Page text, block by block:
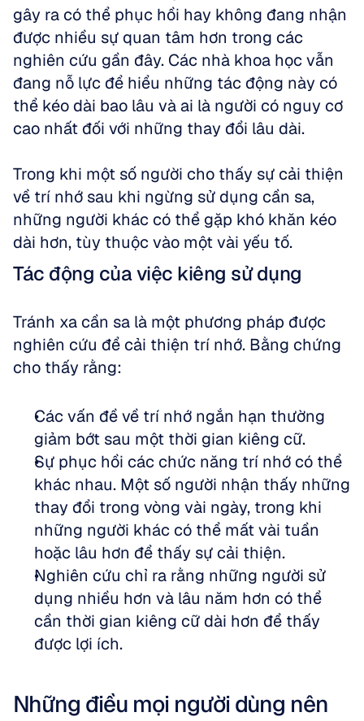
gây ra có thể phục hồi hay không đang nhận
được nhiều sự quan tâm hơn trong các
nghiên cứu gần đây. Các nhà khoa học vẫn
đang nỗ lực để hiểu những tác động này có
thể kéo dài bao lâu và ai là người có nguy cơ
cao nhất đối với những thay đổi lâu dài.
Trong khi một số người cho thấy sự cải thiện
về trí nhớ sau khi ngừng sử dụng cần sa,
những người khác có thể gặp khó khăn kéo
dài hơn, tùy thuộc vào một vài yếu tố.
Tác động của việc kiêng sử dụng
Tránh xa cần sa là một phương pháp được
nghiên cứu để cải thiện trí nhớ. Bằng chứng
cho thấy rằng:
Các vấn đề về trí nhớ ngắn hạn thường
giảm bớt sau một thời gian kiêng cữ.
Sự phục hồi các chức năng trí nhớ có thể
khác nhau. Một số người nhận thấy những
thay đổi trong vòng vài ngày, trong khi
những người khác có thể mất vài tuần
hoặc lâu hơn để thấy sự cải thiện.
Nghiên cứu chỉ ra rằng những người sử
dụng nhiều hơn và lâu năm hơn có thể
cần thời gian kiêng cữ dài hơn để thấy
được lợi ích.
Những điều mọi người dùng nên